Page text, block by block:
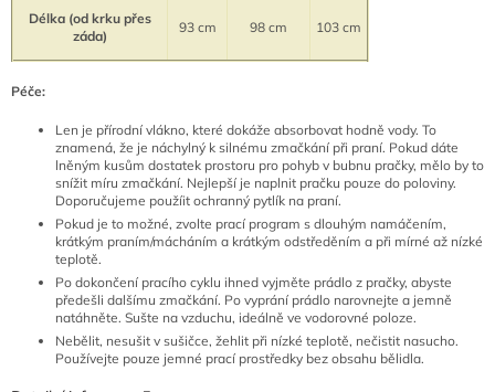
Délka (od krku přes
záda)
93 cm 98 cm 103 cm
Péče:
Len je přírodní vlákno, které dokáže absorbovat hodně vody. To
znamená, že je náchylný k silnému zmačkání při praní. Pokud dáte
lněným kusům dostatek prostoru pro pohyb v bubnu pračky, mělo by to
snížit míru zmačkání. Nejlepší je naplnit pračku pouze do poloviny.
Doporučujeme použíit ochranný pytlík na praní.
Pokud je to možné, zvolte prací program s dlouhým namáčením,
krátkým praním/mácháním a krátkým odstředěním a při mírné až nízké
teplotě.
Po dokončení pracího cyklu ihned vyjměte prádlo z pračky, abyste
předešli dalšímu zmačkání. Po vyprání prádlo narovnejte a jemně
natáhněte. Sušte na vzduchu, ideálně ve vodorovné poloze.
Nebělit, nesušit v sušičce, žehlit při nízké teplotě, nečistit nasucho.
Používejte pouze jemné prací prostředky bez obsahu bělidla.